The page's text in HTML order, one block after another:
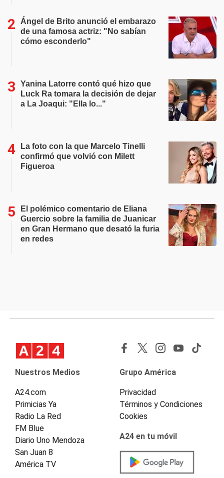
Ángel de Brito anunció el embarazo
de una famosa actriz: "No sabían
cómo esconderlo"
Yanina Latorre contó qué hizo que
Luck Ra tomara la decisión de dejar
a La Joaqui: "Ella lo..."
La foto con la que Marcelo Tinelli
confirmó que volvió con Milett
Figueroa
El polémico comentario de Eliana
Guercio sobre la familia de Juanicar
en Gran Hermano que desató la furia
en redes
Nuestros Medios
A24.com
Primicias Ya
Radio La Red
FM Blue
Diario Uno Mendoza
San Juan 8
América TV
Grupo América
Privacidad
Términos y Condiciones
Cookies
A24 en tu móvil